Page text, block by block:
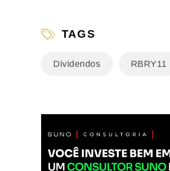
TAGS
Dividendos RBRY11